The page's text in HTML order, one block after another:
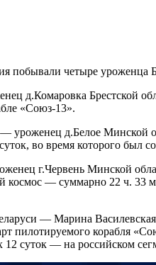
побывали четыре уроженца
д.Комаровка Брестской
«Союз-13».
уроженец д.Белое Минской
во время которого был
г.Червень Минской
— суммарно 22 ч. 33
— Марина
пилотируемого корабля
12 суток — на российском